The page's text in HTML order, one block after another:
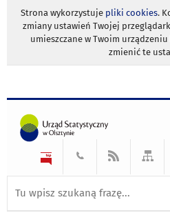
Strona wykorzystuje pliki cookies.
zmiany ustawień Twojej
umieszczane w Twoim
zmienić te